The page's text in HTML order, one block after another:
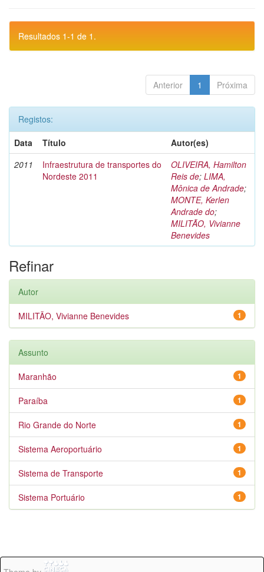
Resultados 1-1 de 1.
Anterior 1 Próxima
Registos:
Data
Título
Autor(es)
2011
Infraestrutura de transportes do
Nordeste 2011
OLIVEIRA, Hamilton
Reis de; LIMA,
Mônica de Andrade;
MONTE, Kerlen
Andrade do;
MILITÃO, Vivianne
Benevides
Refinar
Autor
1
MILITÃO, Vivianne Benevides
Assunto
1
Maranhão
1
Paraíba
1
Rio Grande do Norte
1
Sistema Aeroportuário
1
Sistema de Transporte
1
Sistema Portuário